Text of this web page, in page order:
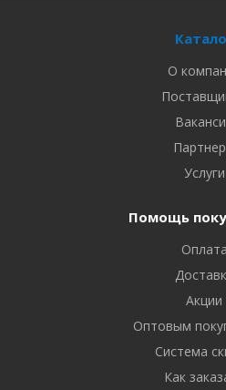
О
Услуги
Помощь
Оплата
Акции
Оптовым
Система
Как